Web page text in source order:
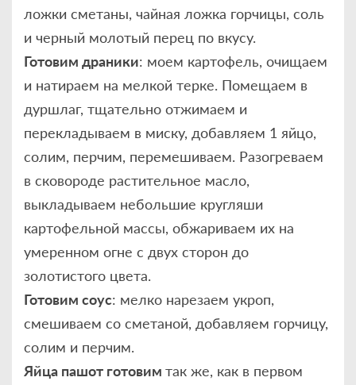
ложки сметаны, чайная ложка горчицы, соль
и черный молотый перец по вкусу.
Готовим драники: моем картофель, очищаем
и натираем на мелкой терке. Помещаем в
дуршлаг, тщательно отжимаем и
перекладываем в миску, добавляем 1 яйцо,
солим, перчим, перемешиваем. Разогреваем
в сковороде растительное масло,
выкладываем небольшие кругляши
картофельной массы, обжариваем их на
умеренном огне с двух сторон до
золотистого цвета.
Готовим соус: мелко нарезаем укроп,
смешиваем со сметаной, добавляем горчицу,
солим и перчим.
Яйца пашот готовим так же, как в первом